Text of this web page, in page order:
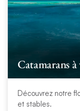
Catamarans à
Découvrez notre
et stables.